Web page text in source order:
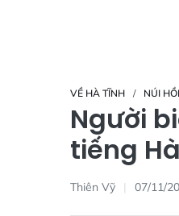
VỀ HÀ TĨNH NÚI
Người
tiếng
Thiên Vỹ 07/11/